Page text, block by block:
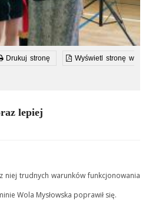
Drukuj stronę Wyświetl stronę w
lepiej
niej trudnych warunków funkcjonowania
Wola Mysłowska poprawił się.